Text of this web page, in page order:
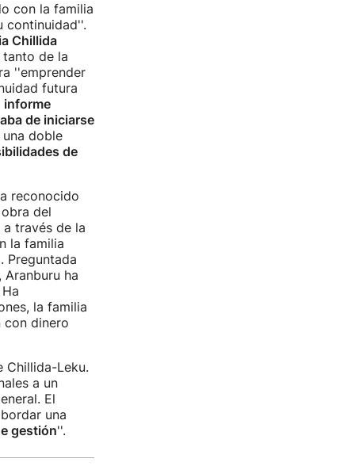
con la familia
continuidad''.
Chillida
de la
''emprender
futura
informe
de iniciarse
doble
de
reconocido
del
través de la
la familia
Preguntada
ha
la familia
con dinero
Chillida-Leku.
a un
El
una
gestión''.